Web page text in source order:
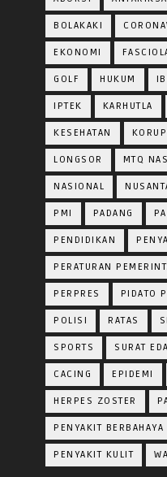
BOLAKAKI
EKONOMI
GOLF HUKUM
IPTEK KARHUTLA
KESEHATAN
LONGSOR MTQ
NASIONAL
PMI PADANG
PENDIDIKAN
PERATURAN
PERPRES PIDATO
POLISI RATAS
SPORTS SURAT
CACING EPIDEMI
HERPES ZOSTER
PENYAKIT BERBAHAYA
PENYAKIT KULIT